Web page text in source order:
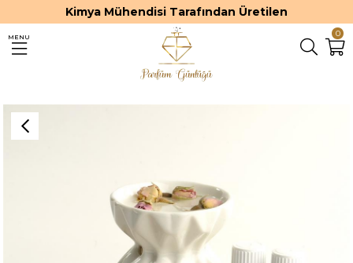
Kimya Mühendisi Tarafından Üretilen
0
MENU